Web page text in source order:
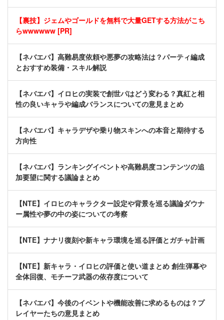
【裏技】ジェムやゴールドを無料で大量GETする方法がこち
らwwwwww [PR]
【ネバエバ】高難易度依頼や悪夢の攻略法は？パーティ編成
とおすすめ装備・スキル解説
【ネバエバ】イロヒの実装で創世パはどう変わる？真紅と相
性の良いキャラや編成バランスについての意見まとめ
【ネバエバ】キャラデザや乗り物スキンへの本音と期待する
方向性
【ネバエバ】ランキングイベントや高難易度コンテンツの追
加要望に関する議論まとめ
【NTE】イロヒのキャラクター設定や背景を巡る議論ダウナ
ー属性や夢の中の姿についての考察
【NTE】ナナリ復刻や新キャラ環境を巡る評価とガチャ計画
【NTE】新キャラ・イロヒの評価と使い道まとめ 創生弾幕や
全体回復、モチーフ武器の依存度について
【ネバエバ】今後のイベントや機能改善に求めるものは？プ
レイヤーたちの意見まとめ